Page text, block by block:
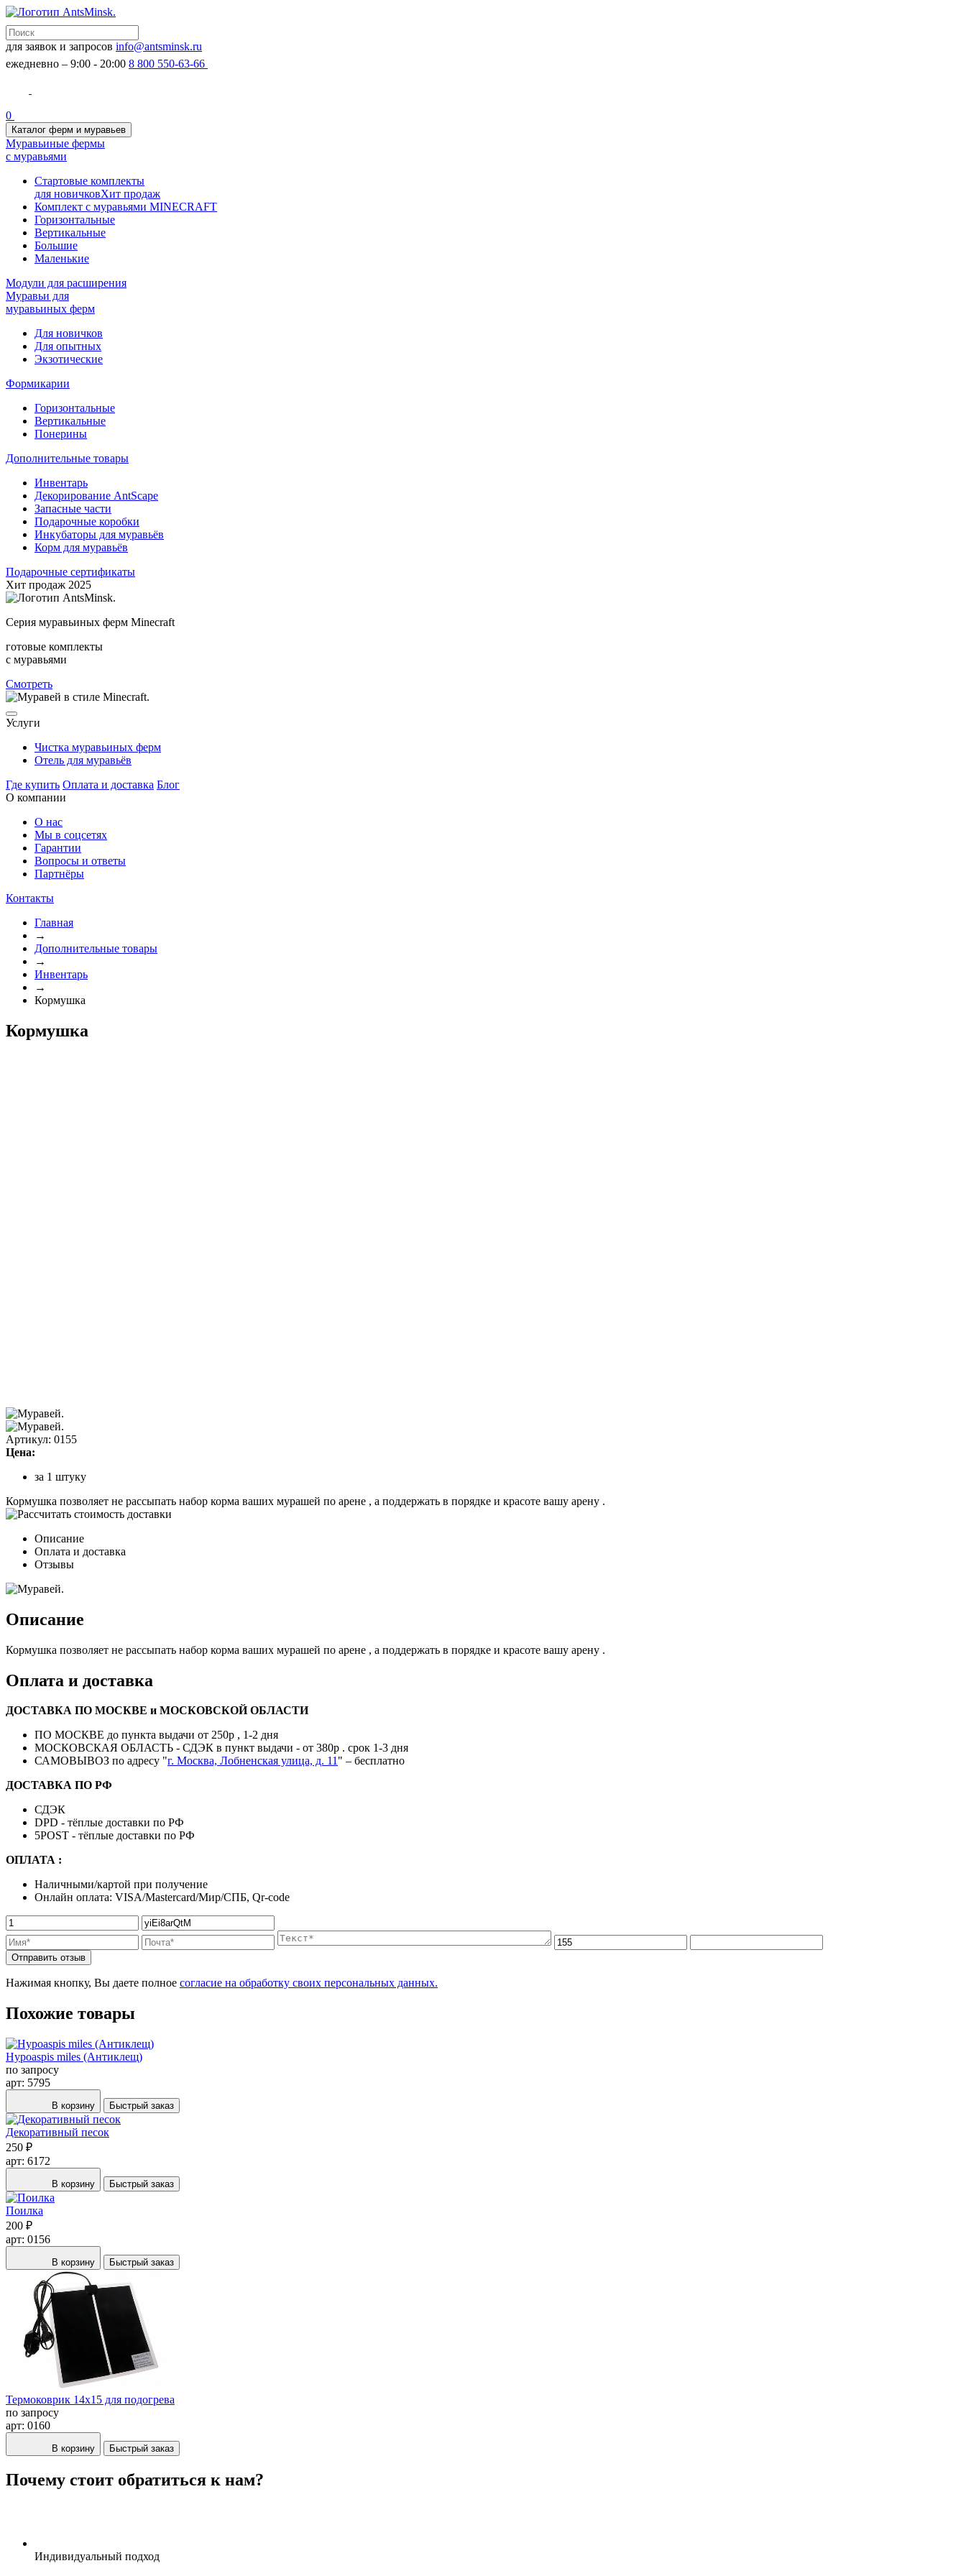
для заявок и запросов info@antsminsk.ru
ежедневно – 9:00 - 20:00 8 800 550-63-66
0
Каталог ферм и муравьев
Муравьиные фермы
с муравьями
Стартовые комплекты
для новичковХит продаж
Комплект с муравьями MINECRAFT
Горизонтальные
Вертикальные
Большие
Маленькие
Модули для расширения
Муравьи для
муравьиных ферм
Для новичков
Для опытных
Экзотические
Формикарии
Горизонтальные
Вертикальные
Понерины
Дополнительные товары
Инвентарь
Декорирование AntScape
Запасные части
Подарочные коробки
Инкубаторы для муравьёв
Корм для муравьёв
Подарочные сертификаты
Хит продаж 2025
Серия муравьиных ферм Minecraft
готовые комплекты
с муравьями
Смотреть
Услуги
Чистка муравьиных ферм
Отель для муравьёв
Где купить Оплата и доставка Блог
О компании
О нас
Мы в соцсетях
Гарантии
Вопросы и ответы
Партнёры
Контакты
Главная
→
Дополнительные товары
→
Инвентарь
→
Кормушка
Кормушка
Артикул: 0155
Цена:
за 1 штуку
Кормушка позволяет не рассыпать набор корма ваших мурашей по арене , а поддержать в порядке и красоте вашу арену .
Описание
Оплата и доставка
Отзывы
Описание
Кормушка позволяет не рассыпать набор корма ваших мурашей по арене , а поддержать в порядке и красоте вашу арену .
Оплата и доставка
ДОСТАВКА ПО МОСКВЕ и МОСКОВСКОЙ ОБЛАСТИ
ПО МОСКВЕ до пункта выдачи от 250р , 1-2 дня
МОСКОВСКАЯ ОБЛАСТЬ - СДЭК в пункт выдачи - от 380р . срок 1-3 дня
САМОВЫВОЗ по адресу "г. Москва, Лобненская улица, д. 11" – бесплатно
ДОСТАВКА ПО РФ
СДЭК
DPD - тёплые доставки по РФ
5POST - тёплые доставки по РФ
ОПЛАТА :
Наличными/картой при получение
Онлайн оплата: VISA/Mastercard/Мир/СПБ, Qr-code
Отправить отзыв
Нажимая кнопку, Вы даете полное согласие на обработку своих персональных данных.
Похожие товары
Hypoaspis miles (Антиклещ)
по запросу
арт: 5795
В корзину Быстрый заказ
Декоративный песок
250 ₽
арт: 6172
В корзину Быстрый заказ
Поилка
200 ₽
арт: 0156
В корзину Быстрый заказ
Термоковрик 14х15 для подогрева
по запросу
арт: 0160
В корзину Быстрый заказ
Почему стоит обратиться к нам?
Индивидуальный подход